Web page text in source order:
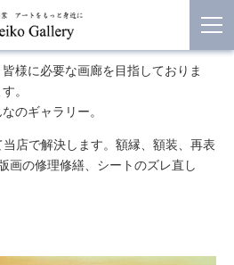
様に必要な画廊を目指しておりま
。
のギャラリー。
店で解決します。額縁、額装、再表
画の修理修繕、シートのズレ直し